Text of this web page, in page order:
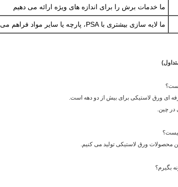
ما خدمات برش را برای اندازه های ویژه ارائه می دهیم
ما لایه سازی بیشتری با PSA، پارچه یا سایر مواد فراهم می کنیم.